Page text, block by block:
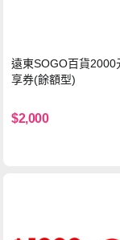
遠東SOGO百貨2000
享券(餘額型)
$2,000